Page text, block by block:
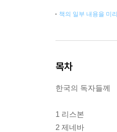
책의 일부 내용을 미
목차
한국의 독자들께
1 리스본
2 제네바